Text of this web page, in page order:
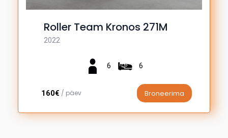
Roller Team Kronos 271M
2022
6 6
160€ / päev Broneerima